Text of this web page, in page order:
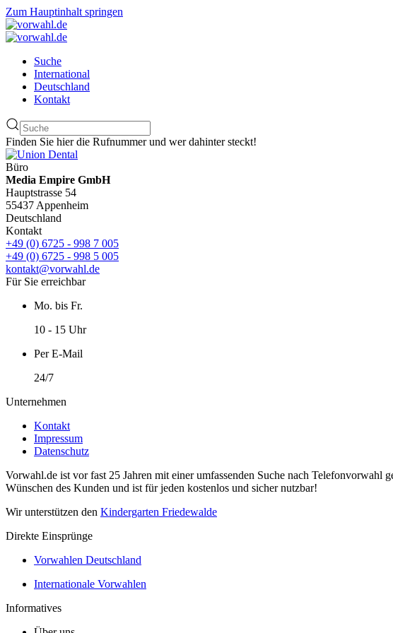
Zum Hauptinhalt springen
Suche
International
Deutschland
Kontakt
Finden Sie hier die Rufnummer und wer dahinter steckt!
Büro
Media Empire GmbH
Hauptstrasse 54
55437 Appenheim
Deutschland
Kontakt
+49 (0) 6725 - 998 7 005
+49 (0) 6725 - 998 5 005
kontakt@vorwahl.de
Für Sie erreichbar
Mo. bis Fr.
10 - 15 Uhr
Per E-Mail
24/7
Unternehmen
Kontakt
Impressum
Datenschutz
Vorwahl.de ist vor fast 25 Jahren mit einer umfassenden Suche nach
Wünschen des Kunden und ist für jeden kostenlos und sicher nutzbar!
Wir unterstützen den Kindergarten Friedewalde
Direkte Einsprünge
Vorwahlen Deutschland
Internationale Vorwahlen
Informatives